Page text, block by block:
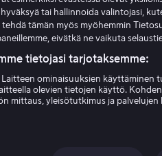
A K Mtai hallinnoida valintojasi,
tämän myös myöhemmin
eivätkä ne vaikuta
tietojasi tarjotaksemme:
ominaisuuksien käyttäminen
olevien tietojen käyttö.
mittaus, yleisötutkimus ja palvelujen